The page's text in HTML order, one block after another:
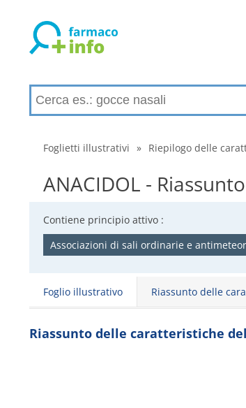
Foglietti illustrativi » Riepilogo delle
ANACIDOL -
Contiene principio attivo :
Associazioni di sali ordinarie e
Foglio illustrativo Riassunto delle
Riassunto delle caratteristiche